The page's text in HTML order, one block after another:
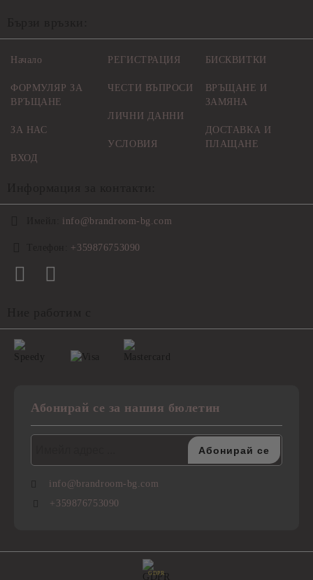
Начало
ФОРМУЛЯР ЗА
ВРЪЩАНЕ
ЗА НАС
ВХОД
РЕГИСТРАЦИЯ
ЧЕСТИ ВЪПРОСИ
ЛИЧНИ ДАННИ
УСЛОВИЯ
БИСКВИТКИ
ВРЪЩАНЕ И
ЗАМЯНА
ДОСТАВКА И
ПЛАЩАНЕ
info@brandroom-bg.com
+359876753090
Абонирай се за нашия бюлетин
info@brandroom-bg.com
+359876753090
GDPR